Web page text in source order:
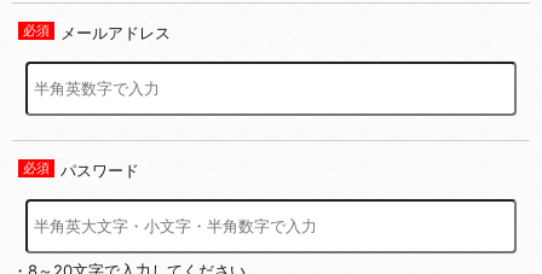
メールアドレス
パスワード
・8～20文字で入力してください。